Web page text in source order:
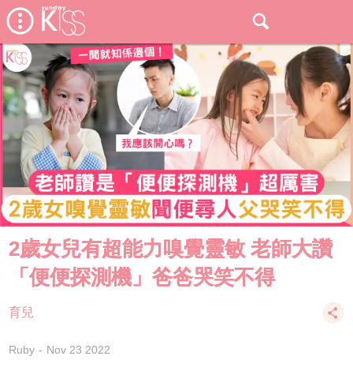
2歲女兒有超能力嗅覺靈敏 老師大讚
「便便探測機」爸爸哭笑不得
育兒
Ruby Nov 23 2022